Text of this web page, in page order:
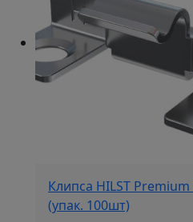
Клипса HILST
(упак. 100шт)